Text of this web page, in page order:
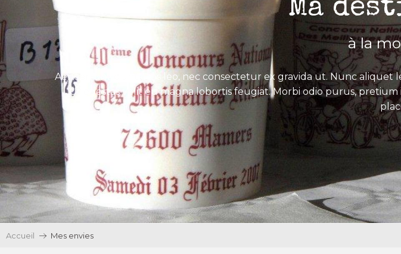
Ma
à la
Aenean tincidunt eros leo, nec consectetur ex gravida ut. Nunc aliquet
Ut egestas velit eu magna lobortis feugiat. Morbi odio purus,
Accueil Mes envies